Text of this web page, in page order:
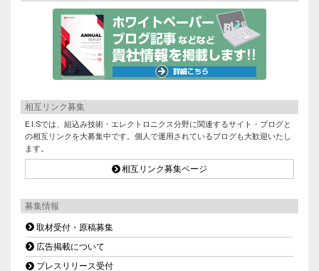
相互リンク募集
E.I.Sでは、組込み技術・エレクトロニクス分野に関連するサイト・ブログと
の相互リンクを大募集中です。個人で運用されているブログも大歓迎いたし
ます。
相互リンク募集ページ
募集情報
取材受付・原稿募集
広告掲載について
プレスリリース受付